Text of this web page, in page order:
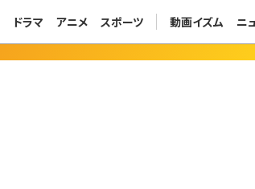
ドラマ アニメ スポーツ 動画イズム ニ